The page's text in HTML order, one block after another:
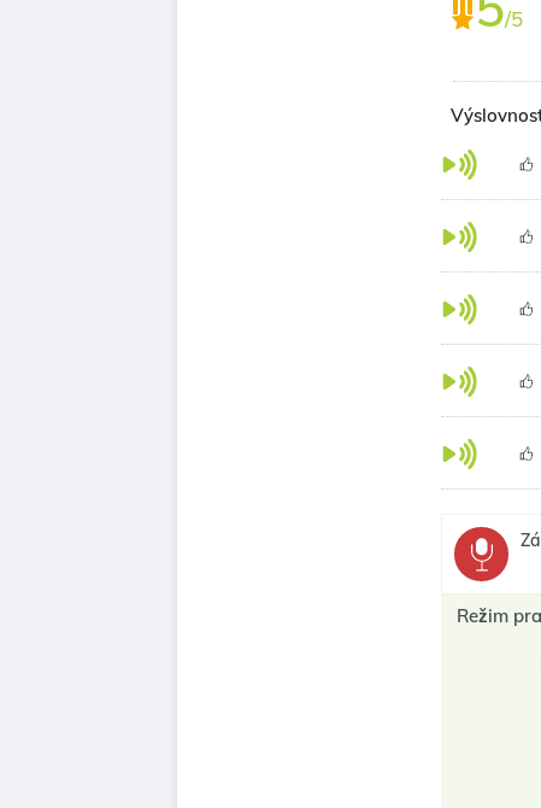
/5
Režim